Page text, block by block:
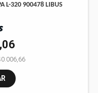
L-320 900478 LIBUS